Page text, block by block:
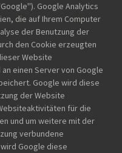
Google Analytics
die auf Ihrem Computer
der Benutzung der
den Cookie erzeugten
Website
einen Server von Google
Google wird diese
der Website
für die
und um weitere mit der
verbundene
Google diese